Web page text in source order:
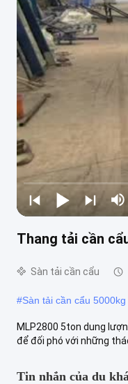
Thang tải cần
Sàn tải cần cẩu
#Sàn tải cần cẩu 5000kg
MLP2800 5ton dung
để đối phó với những
Tin nhắn của du